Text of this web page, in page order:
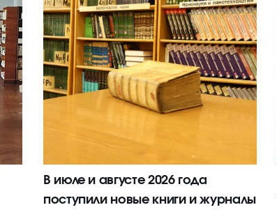
В июле и августе 2026 года
поступили новые книги и журналы